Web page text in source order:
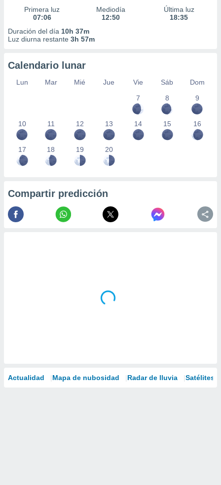
Primera luz
07:06
Mediodía
12:50
Última luz
18:35
Duración del día 10h 37m
Luz diurna restante 3h 57m
Calendario lunar
Lun Mar Mié Jue Vie Sáb
Dom
7
8 9
10 11 12 13 14 15 16
17 18 19 20
Compartir predicción
Actualidad Mapa de nubosidad Radar de lluvia Satélites